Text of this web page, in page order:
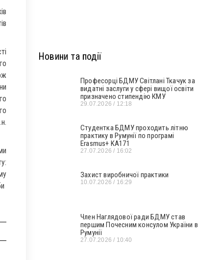
Новини та події
Професорці БДМУ Світлані Ткачук за
видатні заслуги у сфері вищої освіти
призначено стипендію КМУ
29.07.2026 12:18
Студентка БДМУ проходить літню
практику в Румунії по програмі
Erasmus+ KA171
27.07.2026 16:02
Захист виробничої практики
10.07.2026 16:29
Член Наглядової ради БДМУ став
першим Почесним консулом України в
Румунії
27.07.2026 10:40